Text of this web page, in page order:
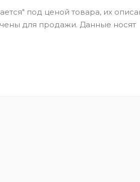
под ценой товара, их
для продажи. Данные носят